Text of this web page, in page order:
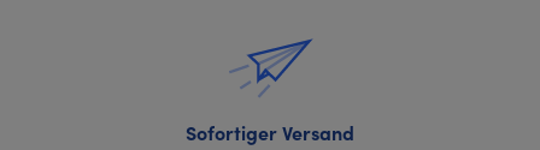
Sofortiger Versand